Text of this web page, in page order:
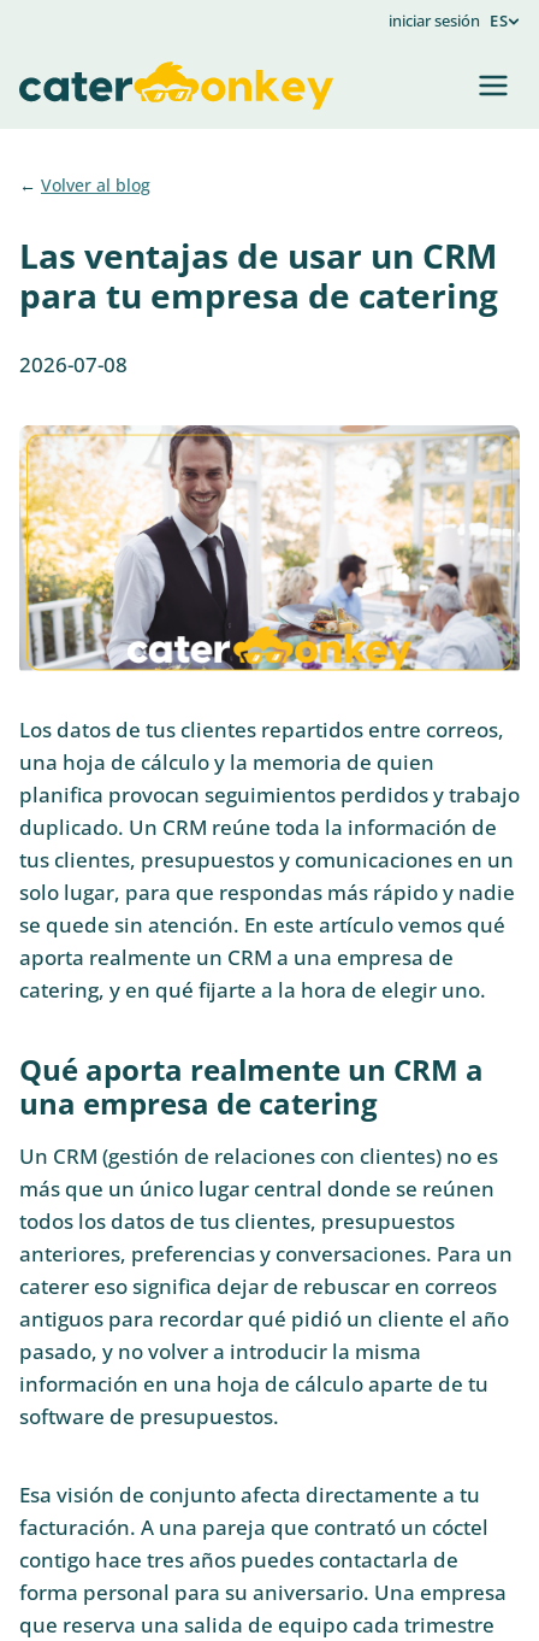
iniciar sesión ES
Volver al blog
Las ventajas de usar un CRM
para tu empresa de catering
2026-07-08
Los datos de tus clientes repartidos entre correos,
una hoja de cálculo y la memoria de quien
planifica provocan seguimientos perdidos y trabajo
duplicado. Un CRM reúne toda la información de
tus clientes, presupuestos y comunicaciones en un
solo lugar, para que respondas más rápido y nadie
se quede sin atención. En este artículo vemos qué
aporta realmente un CRM a una empresa de
catering, y en qué fijarte a la hora de elegir uno.
Qué aporta realmente un CRM a
una empresa de catering
Un CRM (gestión de relaciones con clientes) no es
más que un único lugar central donde se reúnen
todos los datos de tus clientes, presupuestos
anteriores, preferencias y conversaciones. Para un
caterer eso significa dejar de rebuscar en correos
antiguos para recordar qué pidió un cliente el año
pasado, y no volver a introducir la misma
información en una hoja de cálculo aparte de tu
software de presupuestos.
Esa visión de conjunto afecta directamente a tu
facturación. A una pareja que contrató un cóctel
contigo hace tres años puedes contactarla de
forma personal para su aniversario. Una empresa
que reserva una salida de equipo cada trimestre